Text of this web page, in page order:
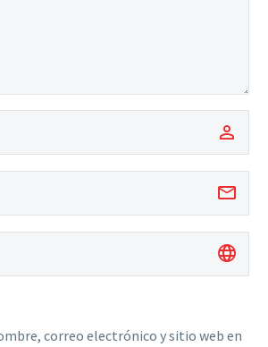
correo electrónico y sitio web en